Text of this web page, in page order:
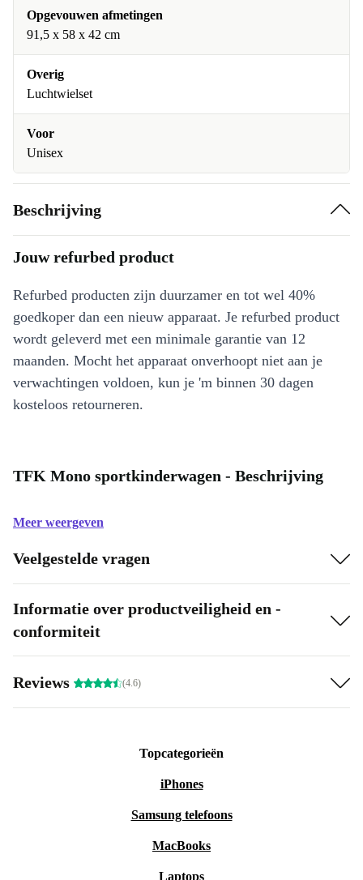
Opgevouwen afmetingen
91,5 x 58 x 42 cm
Overig
Luchtwielset
Voor
Unisex
Beschrijving
Jouw refurbed product
Refurbed producten zijn duurzamer en tot wel 40%
goedkoper dan een nieuw apparaat. Je refurbed product
wordt geleverd met een minimale garantie van 12
maanden. Mocht het apparaat onverhoopt niet aan je
verwachtingen voldoen, kun je 'm binnen 30 dagen
kosteloos retourneren.
TFK Mono sportkinderwagen - Beschrijving
Meer weergeven
Veelgestelde vragen
Informatie over productveiligheid en -
conformiteit
Reviews (4.6)
Topcategorieën
iPhones
Samsung telefoons
MacBooks
Laptops